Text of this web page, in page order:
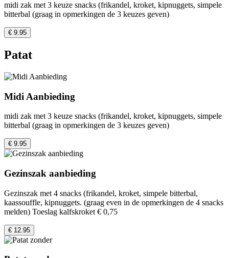
midi zak met 3 keuze snacks (frikandel, kroket, kipnuggets, simpele
bitterbal (graag in opmerkingen de 3 keuzes geven)
€ 9.95
Patat
Midi Aanbieding
midi zak met 3 keuze snacks (frikandel, kroket, kipnuggets, simpele
bitterbal (graag in opmerkingen de 3 keuzes geven)
€ 9.95
Gezinszak aanbieding
Gezinszak met 4 snacks (frikandel, kroket, simpele bitterbal,
kaassouffle, kipnuggets. (graag even in de opmerkingen de 4 snacks
melden) Toeslag kalfskroket € 0,75
€ 12.95